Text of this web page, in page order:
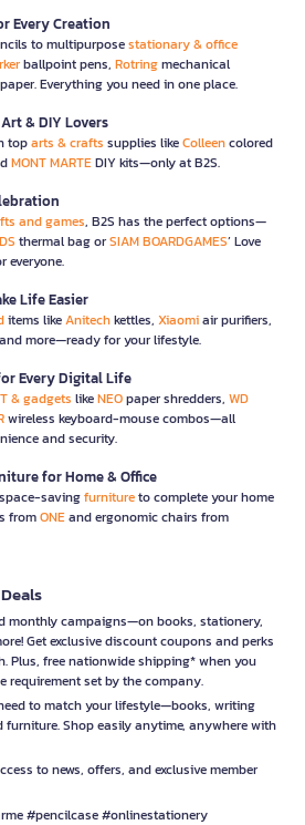
Every Creation
to multipurposestationary & office
ballpoint pens, Rotringmechanical
Everything you need in one place.
& DIY Lovers
toparts & crafts supplies likeColleencolored
MONT MARTEDIY kits—only at B2S.
and games, B2S has the perfect options—
thermal bag orSIAM BOARDGAMES’ Love
everyone.
Life Easier
items likeAnitechkettles, Xiaomiair purifiers,
more—ready for your lifestyle.
Every Digital Life
& gadgets likeNEOpaper shredders, WD
wireless keyboard-mouse combos—all
and security.
for Home & Office
savingfurnitureto complete your home
fromONEand ergonomic chairs from
monthly campaigns—on books, stationery,
Get exclusive discount coupons and perks
Plus, free nationwide shipping* when you
requirement set by the company.
to match your lifestyle—books, writing
Shop easily anytime, anywhere with
to news, offers, and exclusive member
#pencilcase #onlinestationery